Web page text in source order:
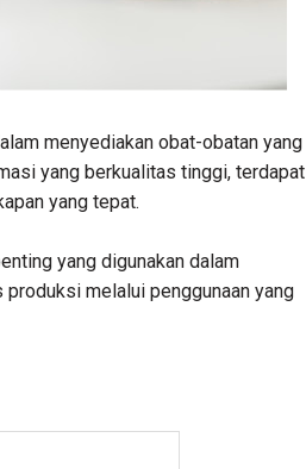
menyediakan obat-obatan yang
yang berkualitas tinggi, terdapat
yang tepat.
yang digunakan dalam
melalui penggunaan yang